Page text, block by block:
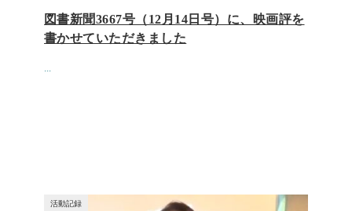
図書新聞3667号（12月14日号）に、映画評を
書かせていただきました
...
活動記録